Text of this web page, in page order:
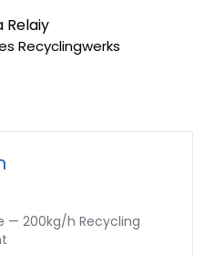
Relaiy
Recyclingwerks
— 200kg/h Recycling